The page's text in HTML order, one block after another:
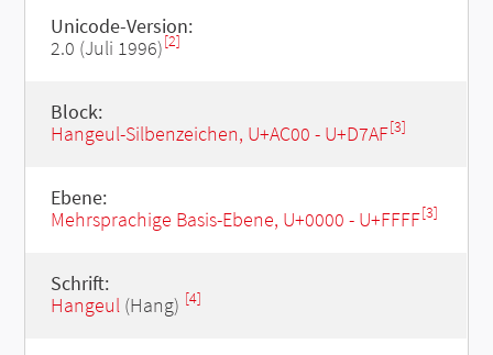
Unicode-Version:
2.0 (Juli 1996)[2]
Block:
Hangeul-Silbenzeichen, U+AC00 - U+D7AF[3]
Ebene:
Mehrsprachige Basis-Ebene, U+0000 - U+FFFF[3]
Schrift:
Hangeul(Hang) [4]